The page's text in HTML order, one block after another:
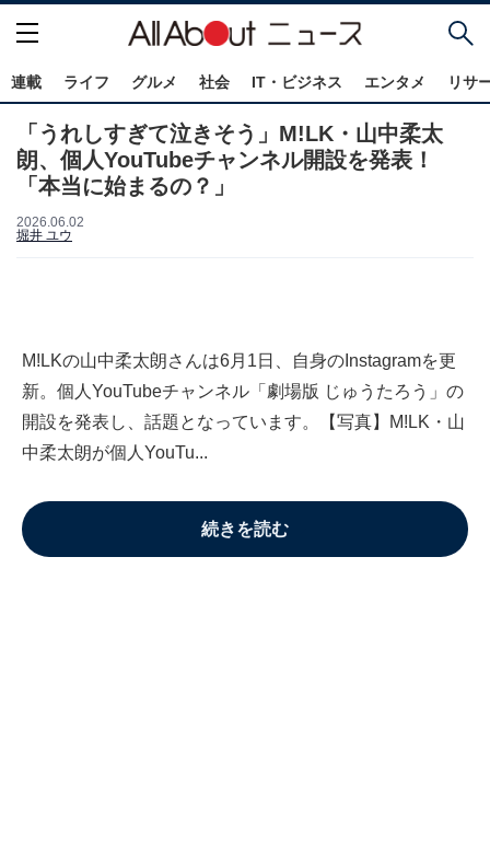
連載 ライフ グルメ 社会 IT・ビジネス エンタメ リサ
「うれしすぎて泣きそう」M!LK・山中柔太
朗、個人YouTubeチャンネル開設を発表！
「本当に始まるの？」
2026.06.02
堀井 ユウ
M!LKの山中柔太朗さんは6月1日、自身のInstagramを更
新。個人YouTubeチャンネル「劇場版 じゅうたろう」の
開設を発表し、話題となっています。【写真】M!LK・山
中柔太朗が個人YouTu...
続きを読む